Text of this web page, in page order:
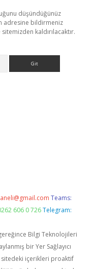
düşündüğünüz
adresine bildirmeniz
kaldırılacaktır.
Teams:
606 0 726 Telegram:
Bilgi Teknolojileri
bir Yer Sağlayıcı
içerikleri proaktif